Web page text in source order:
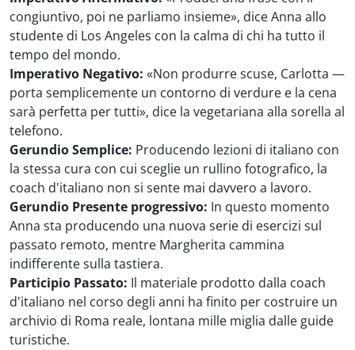
congiuntivo, poi ne parliamo insieme», dice Anna allo
studente di Los Angeles con la calma di chi ha tutto il
tempo del mondo.
Imperativo Negativo: «Non produrre scuse, Carlotta —
porta semplicemente un contorno di verdure e la cena
sarà perfetta per tutti», dice la vegetariana alla sorella al
telefono.
Gerundio Semplice: Producendo lezioni di italiano con
la stessa cura con cui sceglie un rullino fotografico, la
coach d'italiano non si sente mai davvero a lavoro.
Gerundio Presente progressivo: In questo momento
Anna sta producendo una nuova serie di esercizi sul
passato remoto, mentre Margherita cammina
indifferente sulla tastiera.
Participio Passato: Il materiale prodotto dalla coach
d'italiano nel corso degli anni ha finito per costruire un
archivio di Roma reale, lontana mille miglia dalle guide
turistiche.